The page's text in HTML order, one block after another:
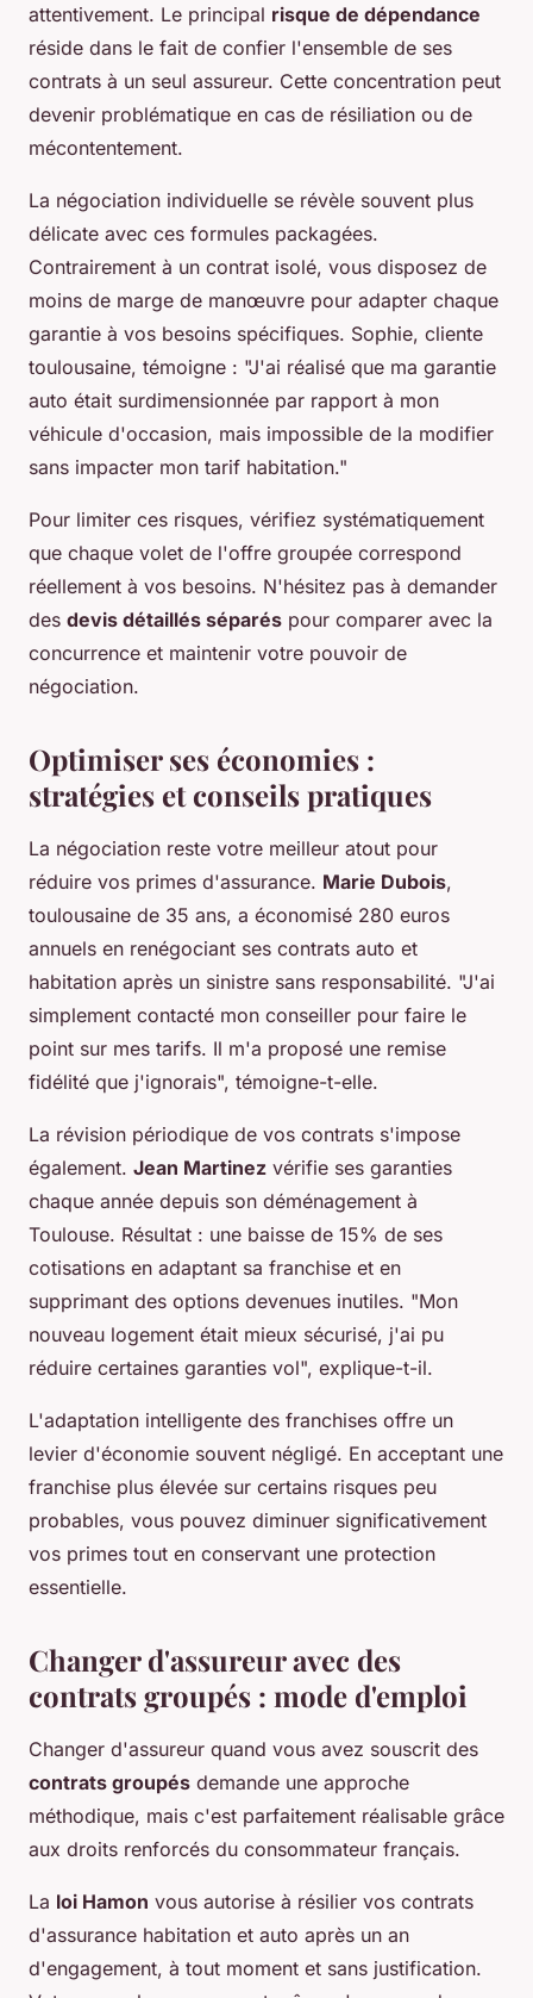
attentivement. Le principal risque de dépendance
réside dans le fait de confier l'ensemble de ses
contrats à un seul assureur. Cette concentration peut
devenir problématique en cas de résiliation ou de
mécontentement.
La négociation individuelle se révèle souvent plus
délicate avec ces formules packagées.
Contrairement à un contrat isolé, vous disposez de
moins de marge de manœuvre pour adapter chaque
garantie à vos besoins spécifiques. Sophie, cliente
toulousaine, témoigne : "J'ai réalisé que ma garantie
auto était surdimensionnée par rapport à mon
véhicule d'occasion, mais impossible de la modifier
sans impacter mon tarif habitation."
Pour limiter ces risques, vérifiez systématiquement
que chaque volet de l'offre groupée correspond
réellement à vos besoins. N'hésitez pas à demander
des devis détaillés séparés pour comparer avec la
concurrence et maintenir votre pouvoir de
négociation.
Optimiser ses économies :
stratégies et conseils pratiques
La négociation reste votre meilleur atout pour
réduire vos primes d'assurance. Marie Dubois,
toulousaine de 35 ans, a économisé 280 euros
annuels en renégociant ses contrats auto et
habitation après un sinistre sans responsabilité. "J'ai
simplement contacté mon conseiller pour faire le
point sur mes tarifs. Il m'a proposé une remise
fidélité que j'ignorais", témoigne-t-elle.
La révision périodique de vos contrats s'impose
également. Jean Martinez vérifie ses garanties
chaque année depuis son déménagement à
Toulouse. Résultat : une baisse de 15% de ses
cotisations en adaptant sa franchise et en
supprimant des options devenues inutiles. "Mon
nouveau logement était mieux sécurisé, j'ai pu
réduire certaines garanties vol", explique-t-il.
L'adaptation intelligente des franchises offre un
levier d'économie souvent négligé. En acceptant une
franchise plus élevée sur certains risques peu
probables, vous pouvez diminuer significativement
vos primes tout en conservant une protection
essentielle.
Changer d'assureur avec des
contrats groupés : mode d'emploi
Changer d'assureur quand vous avez souscrit des
contrats groupés demande une approche
méthodique, mais c'est parfaitement réalisable grâce
aux droits renforcés du consommateur français.
La loi Hamon vous autorise à résilier vos contrats
d'assurance habitation et auto après un an
d'engagement, à tout moment et sans justification.